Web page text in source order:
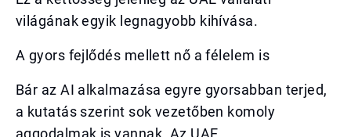
világának egyik legnagyobb kihívása.
A gyors fejlődés mellett nő a félelem is
Bár az AI alkalmazása egyre gyorsabban terjed,
a kutatás szerint sok vezetőben komoly
aggodalmak is vannak. Az UAE